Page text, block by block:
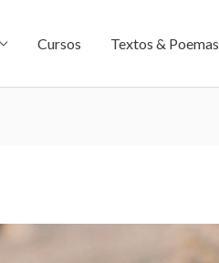
Cursos Textos & Poemas